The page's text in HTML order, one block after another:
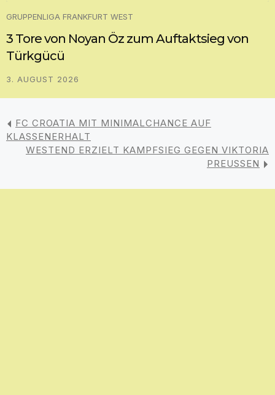
GRUPPENLIGA FRANKFURT WEST
3 Tore von Noyan Öz zum Auftaktsieg von
Türkgücü
3. AUGUST 2026
FC CROATIA MIT MINIMALCHANCE AUF
KLASSENERHALT
WESTEND ERZIELT KAMPFSIEG GEGEN VIKTORIA
PREUSSEN